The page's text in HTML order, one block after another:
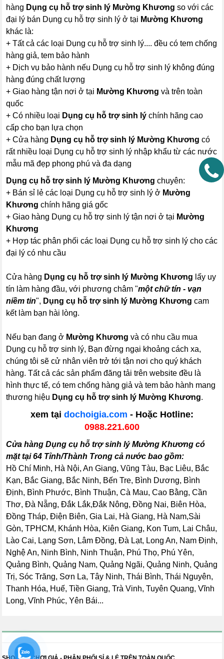
hàng Dụng cụ hỗ trợ sinh lý Mường Khương so với các
đại lý bán Dụng cụ hỗ trợ sinh lý ở tại Mường Khương
khác là:
+ Tất cả các loại Dụng cụ hỗ trợ sinh lý.... đều có tem chống
hàng giả, tem bảo hành
+ Dịch vụ bảo hành nếu Dụng cụ hỗ trợ sinh lý không đúng
hàng đúng chất lượng
+ Giao hàng tận nơi ở tại Mường Khương và trên toàn
quốc
+ Có nhiều loại Dụng cụ hỗ trợ sinh lý chính hãng cao
cấp cho bạn lựa chọn
+ Cửa hàng Dụng cụ hỗ trợ sinh lý Mường Khương có
rất nhiều loại Dụng cụ hỗ trợ sinh lý nhập khẩu từ các nước
mẫu mã đẹp phong phú và đa dạng
Dụng cụ hỗ trợ sinh lý Mường Khươngchuyên:
+ Bán sỉ lẻ các loại Dụng cụ hỗ trợ sinh lý ở Mường
Khương chính hãng giá gốc
+ Giao hàng Dụng cụ hỗ trợ sinh lý tận nơi ở tại Mường
Khương
+ Hợp tác phân phối các loại Dụng cụ hỗ trợ sinh lý cho các
đại lý có nhu cầu
Cửa hàng Dụng cụ hỗ trợ sinh lý Mường Khương lấy uy
tín làm hàng đầu, với phương châm "một chữ tín - vạn
niềm tin", Dụng cụ hỗ trợ sinh lý Mường Khương cam
kết làm bạn hài lòng.
Nếu bạn đang ở Mường Khương và có nhu cầu mua
Dụng cụ hỗ trợ sinh lý, Bạn đừng ngại khoảng cách xa,
chúng tôi sẽ cử nhân viên trở tới tận nơi cho quý khách
hàng. Tất cả các sản phẩm đăng tải trên website đều là
hình thực tế, có tem chống hàng giả và tem bảo hành mang
thương hiệu Dụng cụ hỗ trợ sinh lý Mường Khương.
xem tại dochoigia.com - Hoặc Hotline:
0988.221.600
Cửa hàng Dụng cụ hỗ trợ sinh lý Mường Khương có
mặt tại 64 Tỉnh/Thành Trong cả nước bao gồm:
Hồ Chí Minh, Hà Nội, An Giang, Vũng Tàu, Bạc Liêu, Bắc
Kạn, Bắc Giang, Bắc Ninh, Bến Tre, Bình Dương, Bình
Định, Bình Phước, Bình Thuận, Cà Mau, Cao Bằng, Cần
Thơ, Đà Nẵng, Đắk Lắk,Đắk Nông, Đồng Nai, Biên Hòa,
Đồng Tháp, Điện Biên, Gia Lai, Hà Giang, Hà Nam,Sài
Gòn, TPHCM, Khánh Hòa, Kiên Giang, Kon Tum, Lai Châu,
Lào Cai, Lạng Sơn, Lâm Đồng, Đà Lạt, Long An, Nam Định,
Nghệ An, Ninh Bình, Ninh Thuận, Phú Thọ, Phú Yên,
Quảng Bình, Quảng Nam, Quảng Ngãi, Quảng Ninh, Quảng
Trị, Sóc Trăng, Sơn La, Tây Ninh, Thái Bình, Thái Nguyên,
Thanh Hóa, Huế, Tiền Giang, Trà Vinh, Tuyên Quang, Vĩnh
Long, Vĩnh Phúc, Yên Bái...